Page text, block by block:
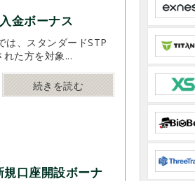
金ボーナス
、スタンダードSTP
た方を対象...
続きを読む
口座開設ボーナ